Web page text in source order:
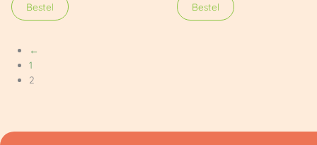
Bestel Bestel
←
1
2